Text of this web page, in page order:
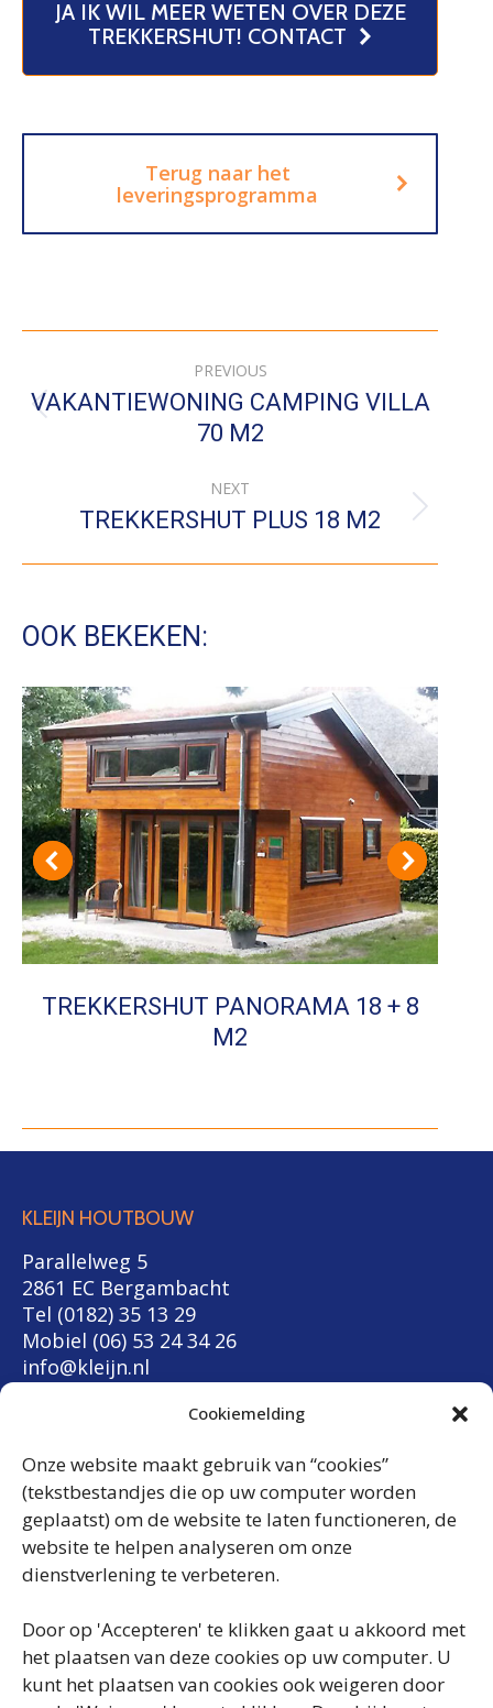
Cookiemelding
Onze website maakt gebruik van “cookies”
(tekstbestandjes die op uw computer worden
geplaatst) om de website te laten functioneren, de
website te helpen analyseren om onze
dienstverlening te verbeteren.
Door op 'Accepteren' te klikken gaat u akkoord met
het plaatsen van deze cookies op uw computer. U
kunt het plaatsen van cookies ook weigeren door
JA IK WIL MEER WETEN OVER DEZE
TREKKERSHUT! CONTACT
Terug naar het
leveringsprogramma
NAVIGATION
PREVIOUS
Previous
project:
VAKANTIEWONING CAMPING VILLA
70 M2
NEXT
Next
TREKKERSHUT PLUS 18 M2
OOK BEKEKEN:
TREKKERSHUT PANORAMA 18 + 8
M2
KLEIJN HOUTBOUW
Parallelweg 5
2861 EC Bergambacht
Tel (0182) 35 13 29
Mobiel (06) 53 24 34 26
info@kleijn.nl